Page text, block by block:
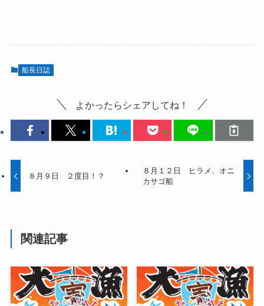
船長日誌
よかったらシェアしてね！
８月９日 ２度目！？
８月１２日 ヒラメ、オニ
カサゴ船
関連記事